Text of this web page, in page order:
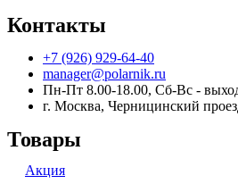
Контакты
+7 (926) 929-64-40
manager@polarnik.ru
Пн-Пт 8.00-18.00, Сб-Вс -
г. Москва, Черницинский
Товары
Акция